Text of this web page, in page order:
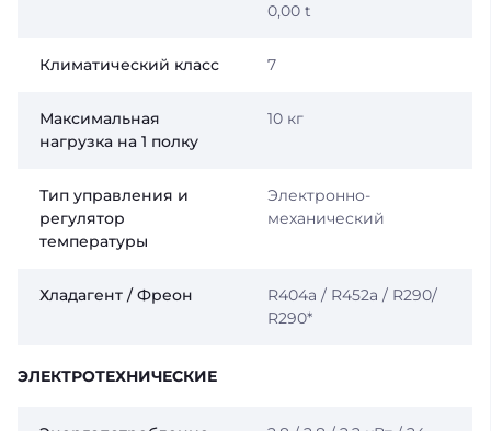
0,00 t
Климатический класс 7
Максимальная
нагрузка на 1 полку
10 кг
Тип управления и
регулятор
температуры
Электронно-
механический
Хладагент / Фреон
R404a / R452a / R290/
R290*
ЭЛЕКТРОТЕХНИЧЕСКИЕ